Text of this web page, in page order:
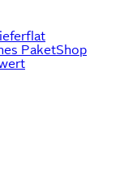
PaketShop